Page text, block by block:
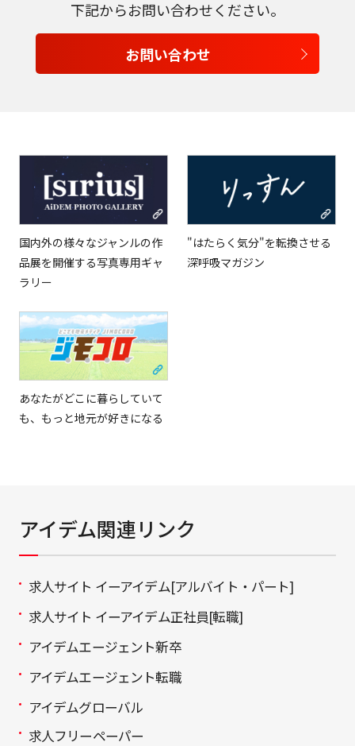
日本語
下記からお問い合わせください。
お問い合わせ
国内外の様々なジャンルの作
品展を開催する写真専用ギャ
ラリー
"はたらく気分"を転換させる
深呼吸マガジン
あなたがどこに暮らしていて
も、もっと地元が好きになる
アイデム関連リンク
求人サイト イーアイデム[アルバイト・パート]
求人サイト イーアイデム正社員[転職]
アイデムエージェント新卒
アイデムエージェント転職
アイデムグローバル
求人フリーペーパー